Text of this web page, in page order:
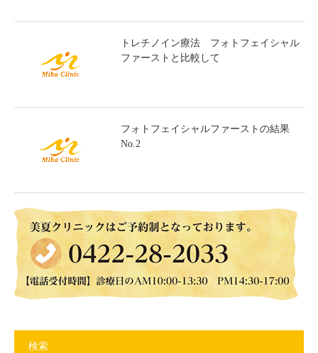
トレチノイン療法 フォトフェイシャル
ファーストと比較して
フォトフェイシャルファーストの結果
No.2
検索